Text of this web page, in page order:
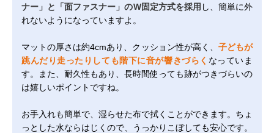
ナー」と「面ファスナー」のW固定方式を採用 し、簡単に外
れないようになっていますよ。
マットの厚さは約4cmあり、クッション性が高く、 子どもが
跳んだり走ったりしても階下に音が響きづらく なっていま
す。また、耐久性もあり、長時間使っても跡がつきづらいの
は嬉しいポイントですね。
お手入れも簡単で、湿らせた布で拭くことができます。ちょ
っとした水ならはじくので、うっかりこぼしても安心です。